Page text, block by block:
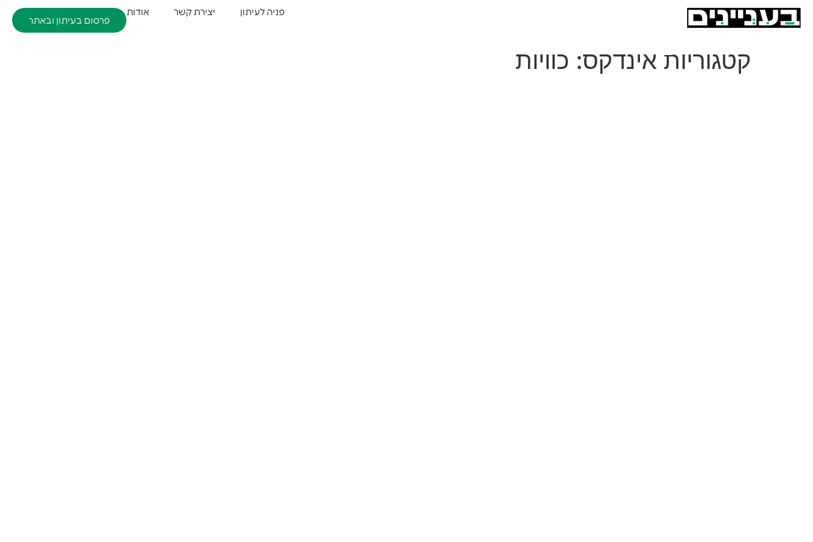
פניה לעיתון יצירת קשר
אודות
פרסום בעיתון ובאתר
קטגוריות אינדקס: כוויות